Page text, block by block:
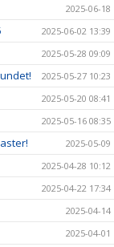
2025-06-18
2025-06-02 13:39
2025-05-28 09:09
2025-05-27 10:23
2025-05-20 08:41
2025-05-16 08:35
2025-05-09
2025-04-28 10:12
2025-04-22 17:34
2025-04-14
2025-04-01